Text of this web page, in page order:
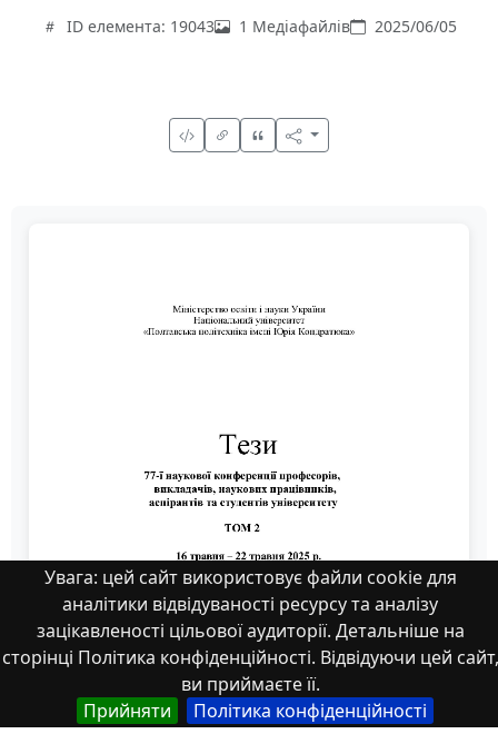
Увага: цей сайт використовує файли cookie для
аналітики відвідуваності ресурсу та аналізу
зацікавленості цільової аудиторії. Детальніше на
сторінці Політика конфіденційності. Відвідуючи цей сайт,
ви приймаєте її.
Прийняти
Політика конфіденційності
ID елемента: 19043 1 Медіафайлів 2025/06/05